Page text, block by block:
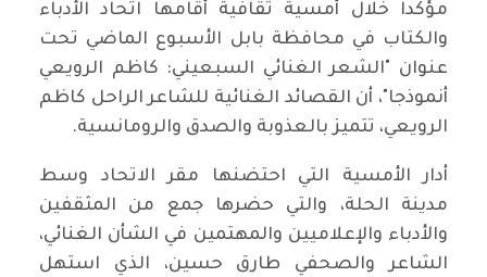
مؤكدا خلال أمسية ثقافية أقامها اتحاد الأدباء
والكتاب في محافظة بابل الأسبوع الماضي تحت
عنوان "الشعر الغنائي السبعيني: كاظم الرويعي
أنموذجا"، أن القصائد الغنائية للشاعر الراحل كاظم
الرويعي، تتميز بالعذوبة والصدق والرومانسية.
أدار الأمسية التي احتضنها مقر الاتحاد وسط
مدينة الحلة، والتي حضرها جمع من المثقفين
والأدباء والإعلاميين والمهتمين في الشأن الغنائي،
الشاعر والصحفي طارق حسين، الذي استهل